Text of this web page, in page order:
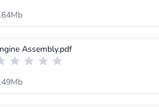
Assembly.pdf